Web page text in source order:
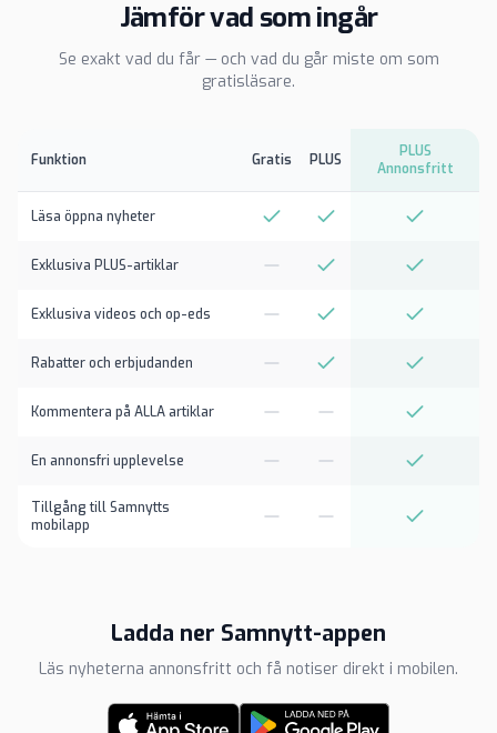
Jämför vad som ingår
Se exakt vad du får — och vad du går miste om som
gratisläsare.
Funktion Gratis PLUS
PLUS
Annonsfritt
Läsa öppna nyheter
Exklusiva PLUS-artiklar
Exklusiva videos och op-eds
Rabatter och erbjudanden
Kommentera på ALLA artiklar
En annonsfri upplevelse
Tillgång till Samnytts
mobilapp
Ladda ner Samnytt-appen
Läs nyheterna annonsfritt och få notiser direkt i mobilen.